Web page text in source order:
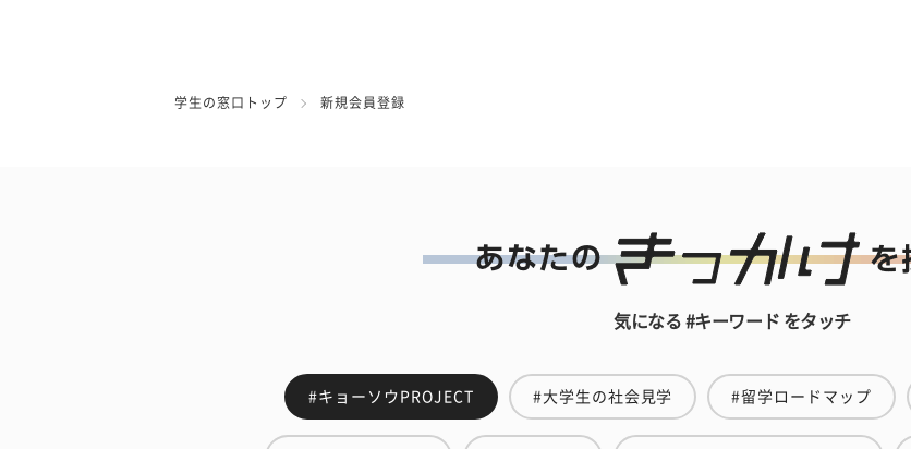
学生の窓口トップ 新規会員登録
気になる #キーワード をタッチ
#キョーソウPROJECT #大学生の社会見学 #留学ロードマップ